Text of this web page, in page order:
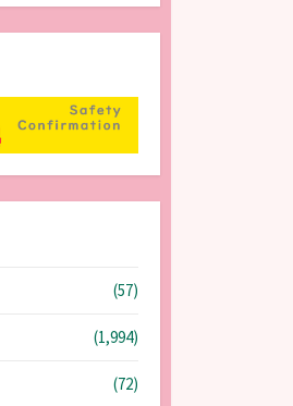
(57)
(1,994)
(72)